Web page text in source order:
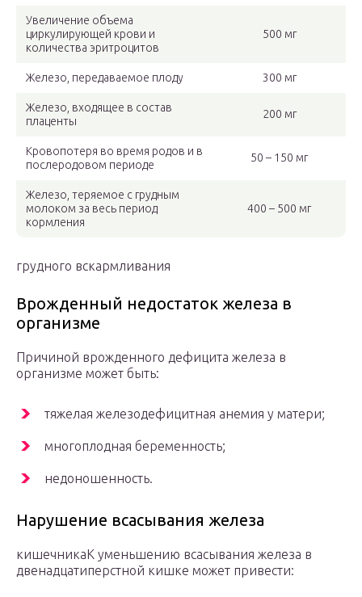
Увеличение объема
циркулирующей крови и
количества эритроцитов
500 мг
Железо, передаваемое плоду 300 мг
Железо, входящее в состав
плаценты
200 мг
Кровопотеря во время родов и в
послеродовом периоде
50 – 150 мг
Железо, теряемое с грудным
молоком за весь период
кормления
400 – 500 мг
грудного вскармливания
Врожденный недостаток железа в
организме
Причиной врожденного дефицита железа в
организме может быть:
тяжелая железодефицитная анемия у матери;
многоплодная беременность;
недоношенность.
Нарушение всасывания железа
кишечникаК уменьшению всасывания железа в
двенадцатиперстной кишке может привести: